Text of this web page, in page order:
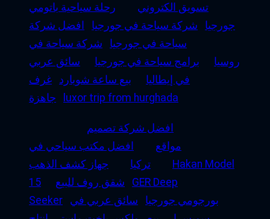
تسويق الكتروني
رحلة سياحية باتومي
جورجيا
شركة سياحة في جورجيا
افضل شركة
سياحة في جورجيا
شركة سياحة في
روسيا
برامج سياحة في جورجيا
سائق عربي
في إيطاليا
بيع ساعة شوبارد
غرف
جاهزة
luxor trip from hurghada
افضل شركة تصميم
مواقع
افضل مكتب سياحي في
تركيا
جهاز كشف الذهب
Hakan Model
15
شقق روف للبيع
GER Deep
Seeker
بورجومي جورجيا
سائق عربي في